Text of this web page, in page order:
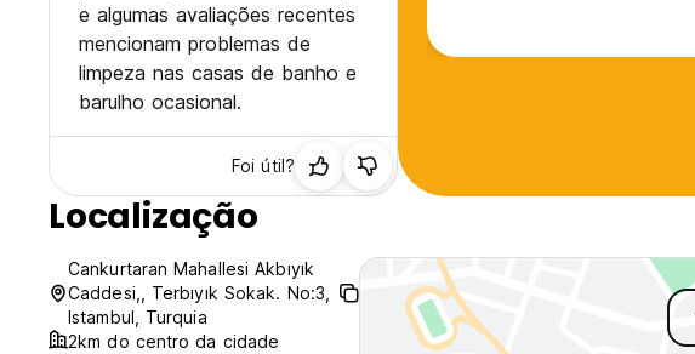
e algumas avaliações recentes
mencionam problemas de
limpeza nas casas de banho e
barulho ocasional.
Foi útil?
Localização
Cankurtaran Mahallesi Akbıyık
Caddesi,, Terbıyık Sokak. No:3,
Istambul, Turquia
2km do centro da cidade